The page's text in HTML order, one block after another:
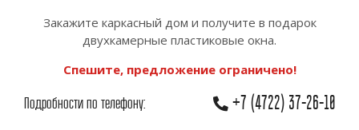
Закажите каркасный дом и получите в подарок
двухкамерные пластиковые окна.
Спешите, предложение ограничено!
Подробности по телефону: +7 (4722) 37-26-10